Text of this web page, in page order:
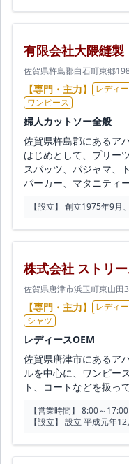
有限会社大隈縫製
佐賀県杵島郡白石町東郷
【専門・主力】 レディ
ワンピース
婦人カットソー全般
佐賀県杵島郡にあるア
はじめとして、プリー
スパッツ、パジャマ、
パーカー、マタニティ
【設立】 創立1975年9月
株式会社 ストリ
佐賀県唐津市浜玉町東山田
【専門・主力】 レディ
シャツ
レディースOEM
佐賀県唐津市にあるア
ルを中心に、ワンピー
ト、コートなどを扱っ
【営業時間】 8:00～17:00
【設立】 設立 平成元年